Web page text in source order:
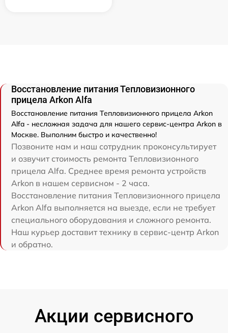
Восстановление питания Тепловизионного
прицела Arkon Alfa
Восстановление питания Тепловизионного прицела Arkon
Alfa - несложная задача для нашего сервис-центра Arkon в
Москве. Выполним быстро и качественно!
Позвоните нам и наш сотрудник проконсультирует
и озвучит стоимость ремонта Тепловизионного
прицела Alfa. Среднее время ремонта устройств
Arkon в нашем сервисном - 2 часа.
Восстановление питания Тепловизионного прицела
Arkon Alfa выполняется на выезде, если не требует
специального оборудования и сложного ремонта.
Наш курьер доставит технику в сервис-центр Arkon
и обратно.
Акции сервисного